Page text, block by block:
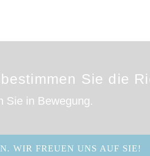
Sie die
Sie in Bewegung.
WIR FREUEN UNS AUF SIE!